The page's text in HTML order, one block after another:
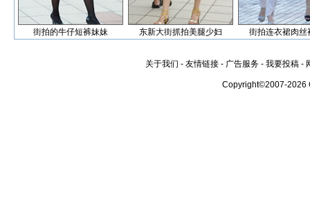
街拍的牛仔短裤妹妹 东新大街抓拍美腿少妇 街拍连衣裙肉丝
关于我们 - 友情链接 - 广告服务 - 我要投稿 -
Copyright©2007-2026